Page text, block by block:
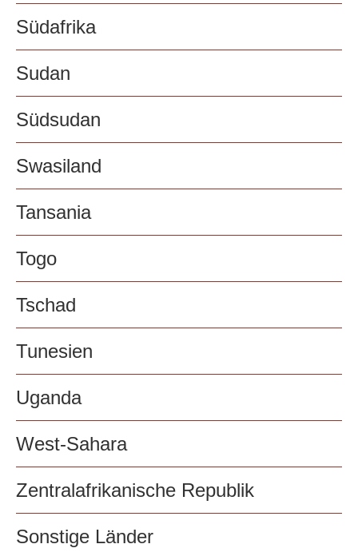
Südafrika
Sudan
Südsudan
Swasiland
Tansania
Togo
Tschad
Tunesien
Uganda
West-Sahara
Zentralafrikanische Republik
Sonstige Länder